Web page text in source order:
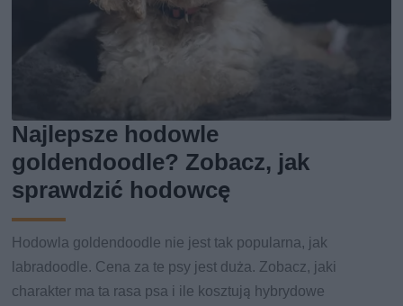
Najlepsze hodowle
goldendoodle? Zobacz, jak
sprawdzić hodowcę
Hodowla goldendoodle nie jest tak popularna, jak
labradoodle. Cena za te psy jest duża. Zobacz, jaki
charakter ma ta rasa psa i ile kosztują hybrydowe